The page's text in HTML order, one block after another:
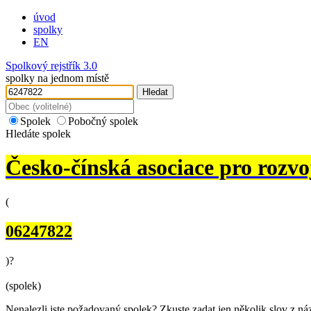
úvod
spolky
EN
Spolkový rejstřík 3.0
spolky na jednom místě
Hledat
Spolek
Pobočný spolek
Hledáte spolek
Česko-čínská asociace pro
(
06247822
)?
(spolek)